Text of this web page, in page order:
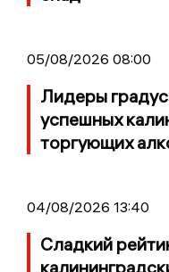
05/08/2026 08:00
Лидеры
успешных
торгующих
04/08/2026 13:40
Сладкий